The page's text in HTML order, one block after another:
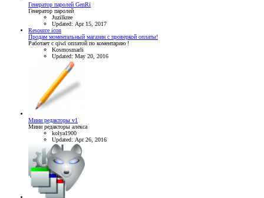
Генератор паролей GenRi
Генератор паролей
Juzilkree
Updated: Apr 15, 2017
Resource icon
Продам моментальный магазин с проверкой оплаты!
Работает с qiwi оплатой по коментарию !
Kosmosmarli
Updated: May 20, 2016
Мини редакторы v1
Мини редакторы алекса
kolya1900
Updated: Apr 26, 2016